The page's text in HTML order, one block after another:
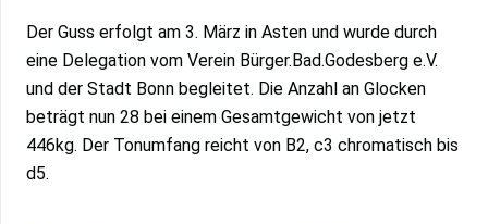
Der Guss erfolgt am 3. März in Asten und wurde durch
eine Delegation vom Verein Bürger.Bad.Godesberg e.V.
und der Stadt Bonn begleitet. Die Anzahl an Glocken
beträgt nun 28 bei einem Gesamtgewicht von jetzt
446kg. Der Tonumfang reicht von B2, c3 chromatisch bis
d5.